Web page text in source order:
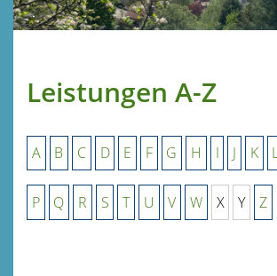
Leistungen A-Z
A B C D E F G H I J K
P Q R S T U V W X Y Z